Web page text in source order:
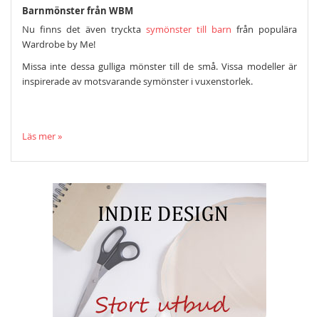
Barnmönster från WBM
Nu finns det även tryckta symönster till barn från populära
Wardrobe by Me!
Missa inte dessa gulliga mönster till de små. Vissa modeller är
inspirerade av motsvarande symönster i vuxenstorlek.
Läs mer »